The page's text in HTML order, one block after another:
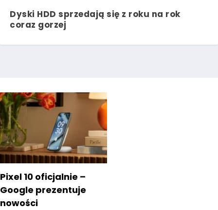
Dyski HDD sprzedają się z roku na rok
coraz gorzej
Pixel 10 oficjalnie –
Google prezentuje
nowości